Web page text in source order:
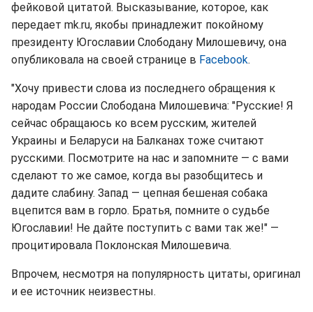
фейковой цитатой. Высказывание, которое, как
передает mk.ru, якобы принадлежит покойному
президенту Югославии Слободану Милошевичу, она
опубликовала на своей странице в Facebook.
"Хочу привести слова из последнего обращения к
народам России Слободана Милошевича: "Русские! Я
сейчас обращаюсь ко всем русским, жителей
Украины и Беларуси на Балканах тоже считают
русскими. Посмотрите на нас и запомните — с вами
сделают то же самое, когда вы разобщитесь и
дадите слабину. Запад — цепная бешеная собака
вцепится вам в горло. Братья, помните о судьбе
Югославии! Не дайте поступить с вами так же!" —
процитировала Поклонская Милошевича.
Впрочем, несмотря на популярность цитаты, оригинал
и ее источник неизвестны.